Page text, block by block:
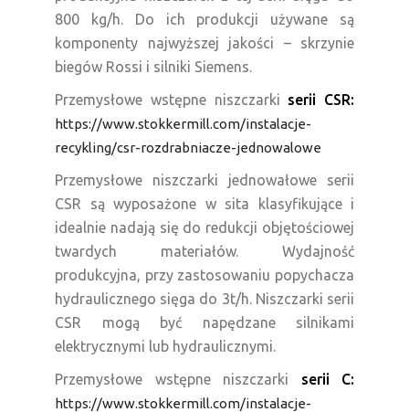
800 kg/h. Do ich produkcji używane są
komponenty najwyższej jakości – skrzynie
biegów Rossi i silniki Siemens.
Przemysłowe wstępne niszczarki serii CSR:
https://www.stokkermill.com/instalacje-
recykling/csr-rozdrabniacze-jednowalowe
Przemysłowe niszczarki jednowałowe serii
CSR są wyposażone w sita klasyfikujące i
idealnie nadają się do redukcji objętościowej
twardych materiałów. Wydajność
produkcyjna, przy zastosowaniu popychacza
hydraulicznego sięga do 3t/h. Niszczarki serii
CSR mogą być napędzane silnikami
elektrycznymi lub hydraulicznymi.
Przemysłowe wstępne niszczarki serii C:
https://www.stokkermill.com/instalacje-